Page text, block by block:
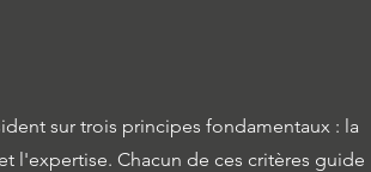
sur trois principes fondamentaux : la
l'expertise. Chacun de ces critères guide